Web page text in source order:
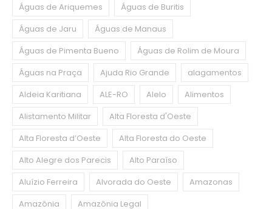
Águas de Ariquemes
Águas de Buritis
Águas de Jaru
Águas de Manaus
Águas de Pimenta Bueno
Águas de Rolim de Moura
Águas na Praça
Ajuda Rio Grande
alagamentos
Aldeia Karitiana
ALE-RO Alelo
Alimentos
Alistamento Militar
Alta Floresta d'Oeste
Alta Floresta d’Oeste
Alta Floresta do Oeste
Alto Alegre dos Parecis
Alto Paraíso
Aluízio Ferreira
Alvorada do Oeste
Amazonas
Amazônia
Amazônia Legal